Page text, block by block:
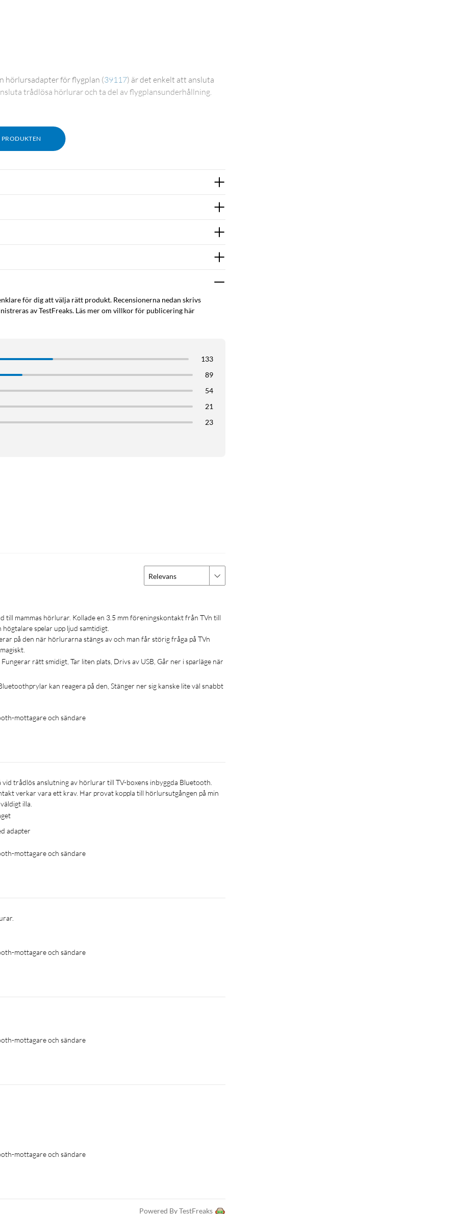
PRODUKTEN
hörlursadapter för flygplan (39117) är det enkelt att ansluta
trådlösa hörlurar och ta del av flygplansunderhållning.
för dig att välja rätt produkt. Recensionerna nedan skrivs
av TestFreaks. Läs mer om villkor för publicering här
133
89
54
21
23
Relevans
spelar upp ljud samtidigt.
på den när hörlurarna stängs av och man får störig fråga på TVn
rätt smidigt, Tar liten plats, Drivs av USB, Går ner i sparläge när
kan reagera på den, Stänger ner sig kanske lite väl snabbt
mottagare och sändare
verkar vara ett krav. Har provat koppla till hörlursutgången på min
illa.
adapter
mottagare och sändare
mottagare och sändare
mottagare och sändare
mottagare och sändare
Powered By TestFreaks